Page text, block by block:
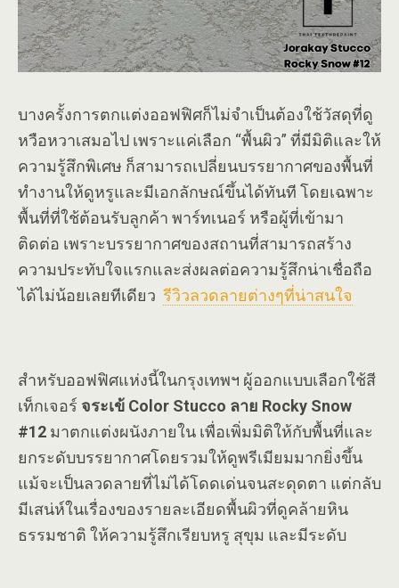
บางครั้งการตกแต่งออฟฟิศก็ไม่จำเป็นต้องใช้วัสดุที่ดู
หวือหวาเสมอไป เพราะแค่เลือก “พื้นผิว” ที่มีมิติและให้
ความรู้สึกพิเศษ ก็สามารถเปลี่ยนบรรยากาศของพื้นที่
ทำงานให้ดูหรูและมีเอกลักษณ์ขึ้นได้ทันที โดยเฉพาะ
พื้นที่ที่ใช้ต้อนรับลูกค้า พาร์ทเนอร์ หรือผู้ที่เข้ามา
ติดต่อ เพราะบรรยากาศของสถานที่สามารถสร้าง
ความประทับใจแรกและส่งผลต่อความรู้สึกน่าเชื่อถือ
ได้ไม่น้อยเลยทีเดียว รีวิวลวดลายต่างๆที่น่าสนใจ
สำหรับออฟฟิศแห่งนี้ในกรุงเทพฯ ผู้ออกแบบเลือกใช้สี
เท็กเจอร์ จระเข้ Color Stucco ลาย Rocky Snow
#12 มาตกแต่งผนังภายใน เพื่อเพิ่มมิติให้กับพื้นที่และ
ยกระดับบรรยากาศโดยรวมให้ดูพรีเมียมมากยิ่งขึ้น
แม้จะเป็นลวดลายที่ไม่ได้โดดเด่นจนสะดุดตา แต่กลับ
มีเสน่ห์ในเรื่องของรายละเอียดพื้นผิวที่ดูคล้ายหิน
ธรรมชาติ ให้ความรู้สึกเรียบหรู สุขุม และมีระดับ